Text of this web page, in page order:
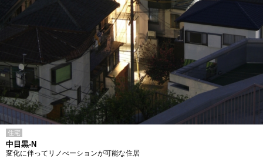
住宅
中目黒-N
変化に伴ってリノべーションが可能な住居